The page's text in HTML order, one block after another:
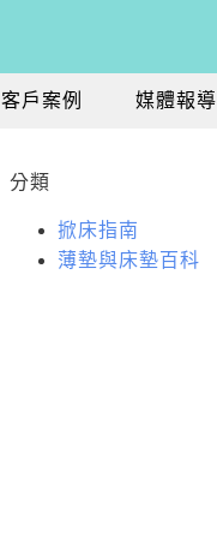
客戶案例 媒體報導
分類
掀床指南
薄墊與床墊百科